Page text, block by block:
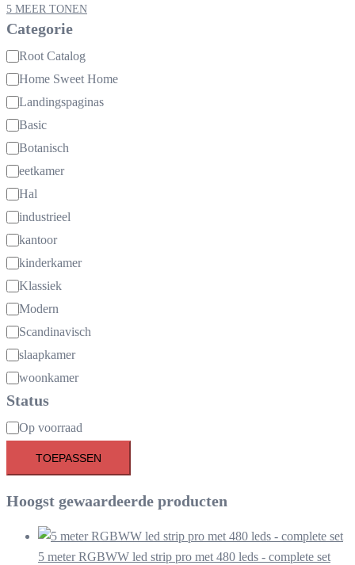
5 MEER TONEN
Categorie
Categorie
Root Catalog
Home Sweet Home
Landingspaginas
Basic
Botanisch
eetkamer
Hal
industrieel
kantoor
kinderkamer
Klassiek
Modern
Scandinavisch
slaapkamer
woonkamer
Status
Beschikbaarheid
Op voorraad
TOEPASSEN
Hoogst gewaardeerde producten
5 meter RGBWW led strip pro met 480 leds - complete set